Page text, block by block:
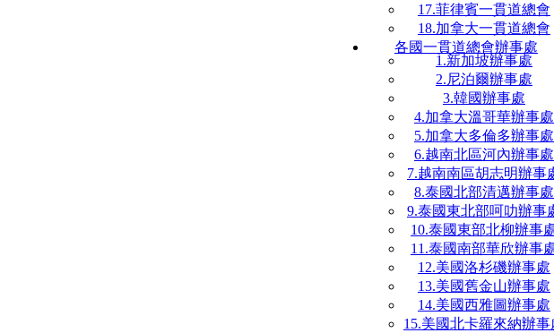
17.菲律賓一貫道總會
18.加拿大一貫道總會
各國一貫道總會辦事處
1.新加坡辦事處
2.尼泊爾辦事處
3.韓國辦事處
4.加拿大溫哥華辦事處
5.加拿大多倫多辦事處
6.越南北區河內辦事處
7.越南南區胡志明辦事
8.泰國北部清邁辦事處
9.泰國東北部呵叻辦事
10.泰國東部北柳辦事
11.泰國南部華欣辦事
12.美國洛杉磯辦事處
13.美國舊金山辦事處
14.美國西雅圖辦事處
15.美國北卡羅來納辦事